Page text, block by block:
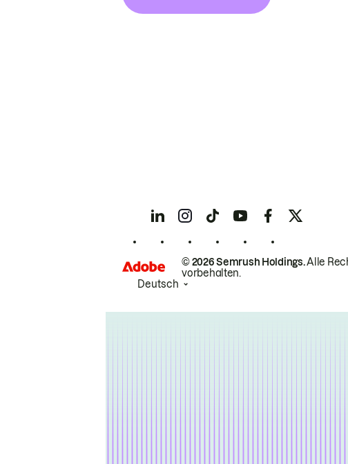
© 2026 Semrush Holdings.Alle
vorbehalten.
Deutsch